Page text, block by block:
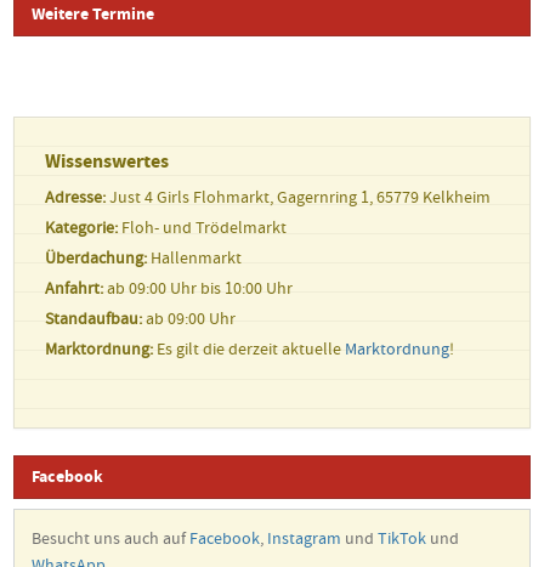
Weitere Termine
Wissenswertes
Adresse:Just 4 Girls Flohmarkt, Gagernring 1, 65779 Kelkheim
Kategorie:Floh- und Trödelmarkt
Überdachung:Hallenmarkt
Anfahrt:ab 09:00 Uhr bis 10:00 Uhr
Standaufbau:ab 09:00 Uhr
Marktordnung:Es gilt die derzeit aktuelleMarktordnung!
Facebook
Besucht uns auch aufFacebook,Instagram undTikTokund